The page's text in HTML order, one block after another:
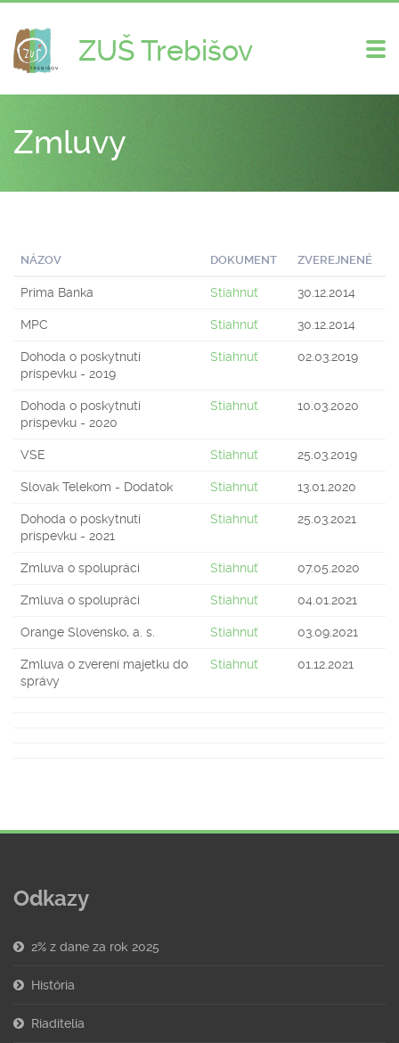
ZUŠ Trebišov
Zmluvy
NÁZOV DOKUMENT ZVEREJNENÉ
Prima Banka Stiahnuť 30.12.2014
MPC Stiahnuť 30.12.2014
Dohoda o poskytnutí
príspevku - 2019
Stiahnuť 02.03.2019
Dohoda o poskytnutí
príspevku - 2020
Stiahnuť 10.03.2020
VSE Stiahnuť 25.03.2019
Slovak Telekom - Dodatok Stiahnuť 13.01.2020
Dohoda o poskytnutí
príspevku - 2021
Stiahnuť 25.03.2021
Zmluva o spolupráci Stiahnuť 07.05.2020
Zmluva o spolupráci Stiahnuť 04.01.2021
Orange Slovensko, a. s. Stiahnuť 03.09.2021
Zmluva o zverení majetku do
správy
Stiahnuť 01.12.2021
Odkazy
2% z dane za rok 2025
História
Riaditelia